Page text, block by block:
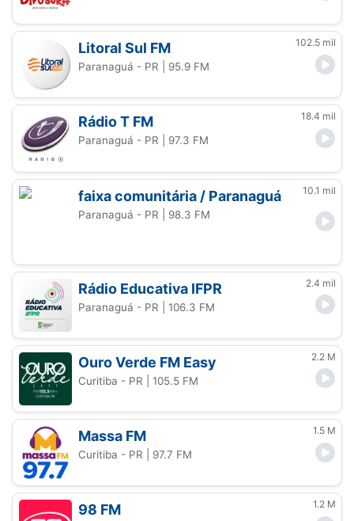
Litoral Sul FM 102.5 mil
Paranaguá - PR | 95.9 FM
Rádio T FM 18.4 mil
Paranaguá - PR | 97.3 FM
faixa comunitária / Paranaguá 10.1 mil
Paranaguá - PR | 98.3 FM
Rádio Educativa IFPR 2.4 mil
Paranaguá - PR | 106.3 FM
Ouro Verde FM Easy 2.2 M
Curitiba - PR | 105.5 FM
Massa FM 1.5 M
Curitiba - PR | 97.7 FM
98 FM 1.2 M